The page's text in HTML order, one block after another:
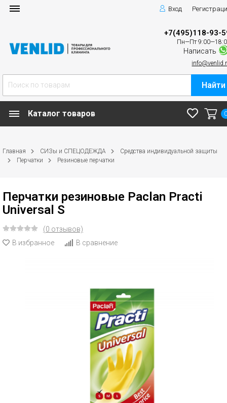
Вход
+7(495)118-93-
Пн—Пт
Написать
Найти
Каталог товаров
Главная СИЗы и СПЕЦОДЕЖДА
Средства индивидуальной защиты
Перчатки
Резиновые перчатки
Перчатки резиновые Paclan Practi
Universal S
(0 отзывов)
В избранное
В сравнение